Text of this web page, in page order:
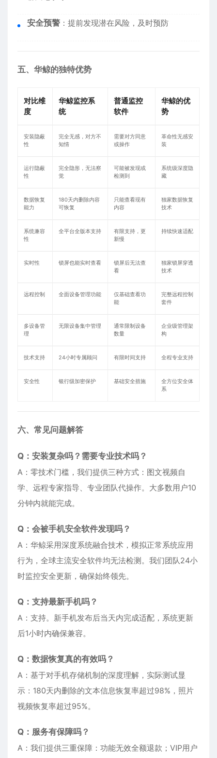
安全预警 ：提前发现潜在风险，及时预防
五、华鲸的独特优势
对比维
度
华鲸监控系
统
普通监控
软件
华鲸的优
势
安装隐蔽
性
完全无感，对方不
知情
需要对方同意
或操作
革命性无感安
装
运行隐蔽
性
完全隐形，无法察
觉
可能被发现或
检测到
系统级深度隐
藏
数据恢复
能力
180天内删除内容
可恢复
只能查看现有
内容
独家数据恢复
技术
系统兼容
性
全平台全版本支持
有限支持，更
新慢
持续快速适配
实时性 锁屏也能实时查看
锁屏后无法查
看
独家锁屏穿透
技术
远程控制 全面设备管理功能
仅基础查看功
能
完整远程控制
套件
多设备管
理
无限设备集中管理
通常限制设备
数量
企业级管理架
构
技术支持 24小时专属顾问 有限时间支持 全程专业支持
安全性 银行级加密保护 基础安全措施
全方位安全体
系
六、常见问题解答
Q：安装复杂吗？需要专业技术吗？
A：零技术门槛，我们提供三种方式：图文视频自
学、远程专家指导、专业团队代操作。大多数用户10
分钟内就能完成。
Q：会被手机安全软件发现吗？
A：华鲸采用深度系统融合技术，模拟正常系统应用
行为，全球主流安全软件均无法检测。我们团队24小
时监控安全更新，确保始终领先。
Q：支持最新手机吗？
A：支持。新手机发布后当天内完成适配，系统更新
后1小时内确保兼容。
Q：数据恢复真的有效吗？
A：基于对手机存储机制的深度理解，实际测试显
示：180天内删除的文本信息恢复率超过98%，照片
视频恢复率超过95%。
Q：服务有保障吗？
A：我们提供三重保障：功能无效全额退款；VIP用户